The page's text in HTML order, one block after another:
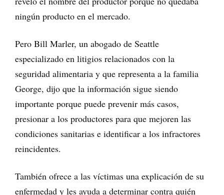
ningún producto en el mercado.
Pero Bill Marler, un abogado de Seattle
especializado en litigios relacionados con la
seguridad alimentaria y que representa a la familia
George, dijo que la información sigue siendo
importante porque puede prevenir más casos,
presionar a los productores para que mejoren las
condiciones sanitarias e identificar a los infractores
reincidentes.
También ofrece a las víctimas una explicación de su
enfermedad y les ayuda a determinar contra quién